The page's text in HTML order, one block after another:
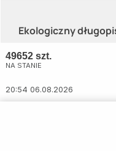
Ekologiczny
49652 szt.
NA STANIE
20:54 06.08.2026